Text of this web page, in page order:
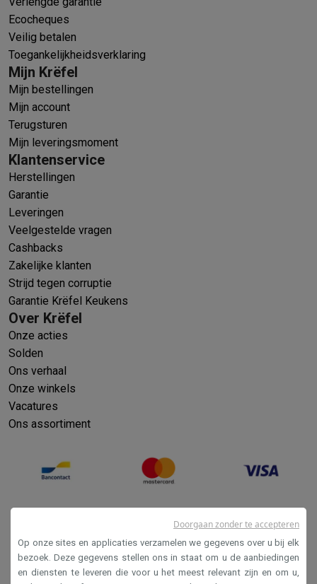
Ecocheques
Veilig betalen
Toegankelijkheidsverklaring
Mijn Krëfel
Mijn bestellingen
Mijn account
Terugsturen
Mijn leveringsmoment
Klantenservice
Herstellingen
Garantie
Leveringen
Veelgestelde vragen
Cashbacks
Zakelijke klanten
Strijd tegen corruptie
Garantie Krëfel Keukens
Over Krëfel
Onze acties
Solden
Ons verhaal
Onze winkels
Vacatures
Ons assortiment
Op onze sites en applicaties verzamelen we gegevens over u bij elk
bezoek. Deze gegevens stellen ons in staat om u de aanbiedingen
en diensten te leveren die voor u het meest relevant zijn en om u,
Doorgaan zonder te accepteren